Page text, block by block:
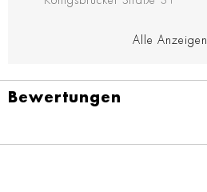
Alle Anzeigen
Bewertungen